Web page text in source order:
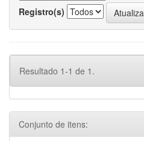
Registro(s)
Resultado 1-1 de 1.
Conjunto de itens: